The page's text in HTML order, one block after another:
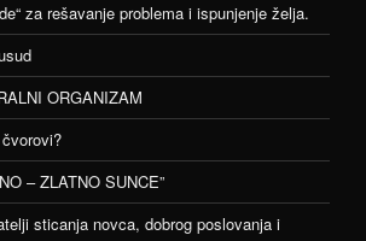
za rešavanje problema i ispunjenje želja.
ORGANIZAM
– ZLATNO SUNCE”
sticanja novca, dobrog poslovanja i